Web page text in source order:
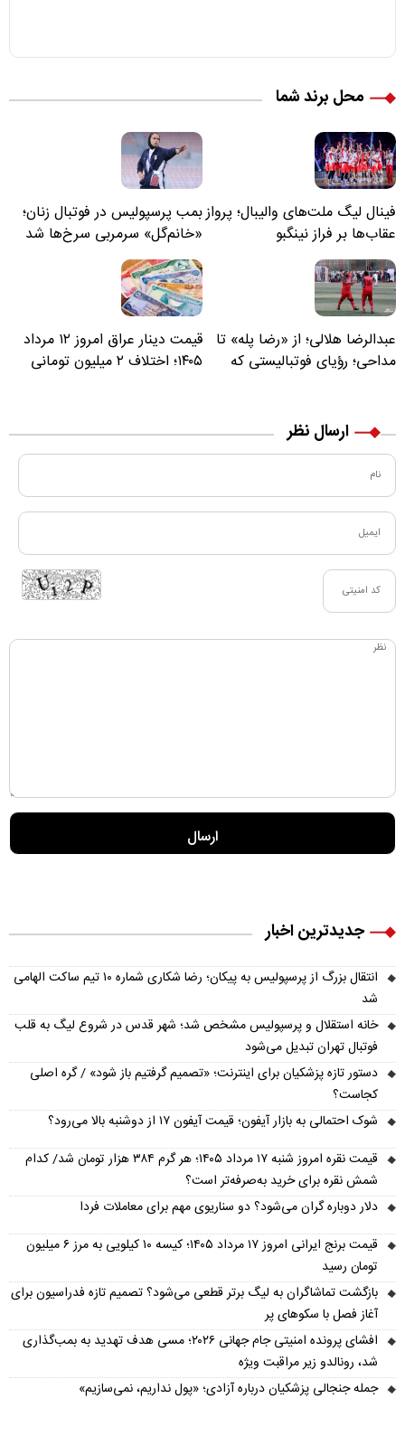
محل برند شما
فینال لیگ ملت‌های والیبال؛ پرواز
عقاب‌ها بر فراز نینگبو
بمب پرسپولیس در فوتبال زنان؛
«خانم‌گل» سرمربی سرخ‌ها شد
عبدالرضا هلالی؛ از «رضا پله» تا
مداحی؛ رؤیای فوتبالیستی که
قیمت دینار عراق امروز ۱۲ مرداد
۱۴۰۵؛ اختلاف ۲ میلیون تومانی
ارسال نظر
جدیدترین اخبار
انتقال بزرگ از پرسپولیس به پیکان؛ رضا شکاری شماره ۱۰ تیم ساکت الهامی
شد
خانه استقلال و پرسپولیس مشخص شد؛ شهر قدس در شروع لیگ به قلب
فوتبال تهران تبدیل می‌شود
دستور تازه پزشکیان برای اینترنت؛ «تصمیم گرفتیم باز شود» / گره اصلی
کجاست؟
شوک احتمالی به بازار آیفون؛ قیمت آیفون ۱۷ از دوشنبه بالا می‌رود؟
قیمت نقره امروز شنبه ۱۷ مرداد ۱۴۰۵؛ هر گرم ۳۸۴ هزار تومان شد/ کدام
شمش نقره برای خرید به‌صرفه‌تر است؟
دلار دوباره گران می‌شود؟ دو سناریوی مهم برای معاملات فردا
قیمت برنج ایرانی امروز ۱۷ مرداد ۱۴۰۵؛ کیسه ۱۰ کیلویی به مرز ۶ میلیون
تومان رسید
بازگشت تماشاگران به لیگ برتر قطعی می‌شود؟ تصمیم تازه فدراسیون برای
آغاز فصل با سکوهای پر
افشای پرونده امنیتی جام جهانی ۲۰۲۶؛ مسی هدف تهدید به بمب‌گذاری
شد، رونالدو زیر مراقبت ویژه
جمله جنجالی پزشکیان درباره آزادی؛ «پول نداریم، نمی‌سازیم»